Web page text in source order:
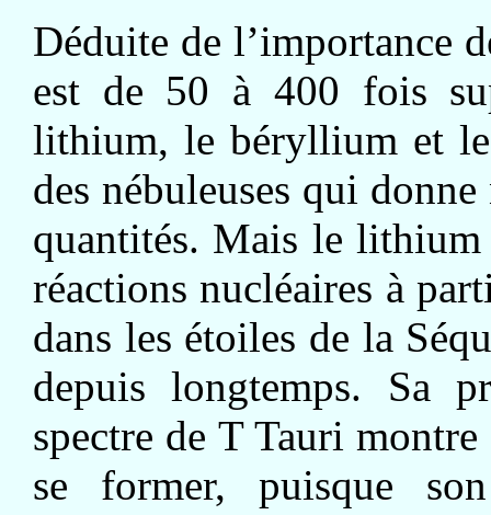
Déduite de l’importance
est de 50 à 400 fois
lithium, le béryllium et le
des nébuleuses qui
quantités. Mais le
réactions nucléaires à
dans les étoiles de la
depuis longtemps. Sa
spectre de T Tauri
se former, puisque